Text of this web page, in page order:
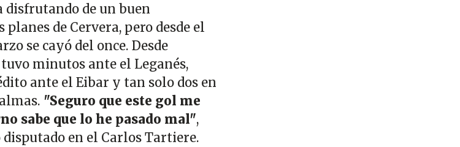
disfrutando de un buen
de Cervera, pero desde el
se cayó del once. Desde
minutos ante el Leganés,
ante el Eibar y tan solo dos en
"Seguro que este gol me
sabe que lo he pasado mal",
en el Carlos Tartiere.